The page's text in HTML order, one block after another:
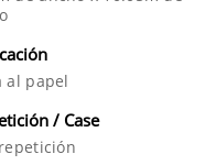
al papel
/ Case